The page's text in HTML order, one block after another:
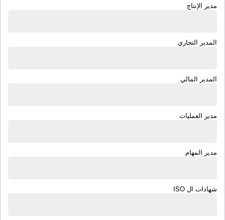
مدير الإنتاج
المدير التجاري
المدير المالي
مدير العمليات
مدير المهام
شهادات ال ISO